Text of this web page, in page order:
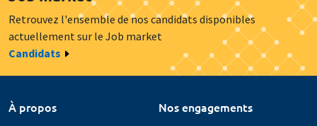
Retrouvez l'ensemble de nos candidats disponibles
actuellement sur le Job market
Candidats
À propos
Nos engagements